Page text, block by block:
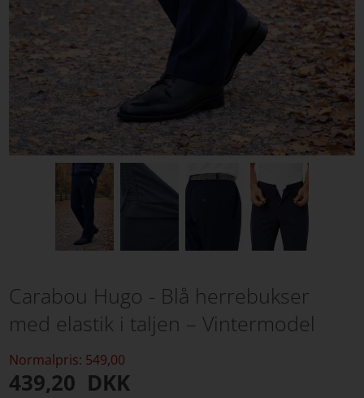
Carabou Hugo - Blå herrebukser
med elastik i taljen – Vintermodel
Normalpris: 549,00
439,20 DKK